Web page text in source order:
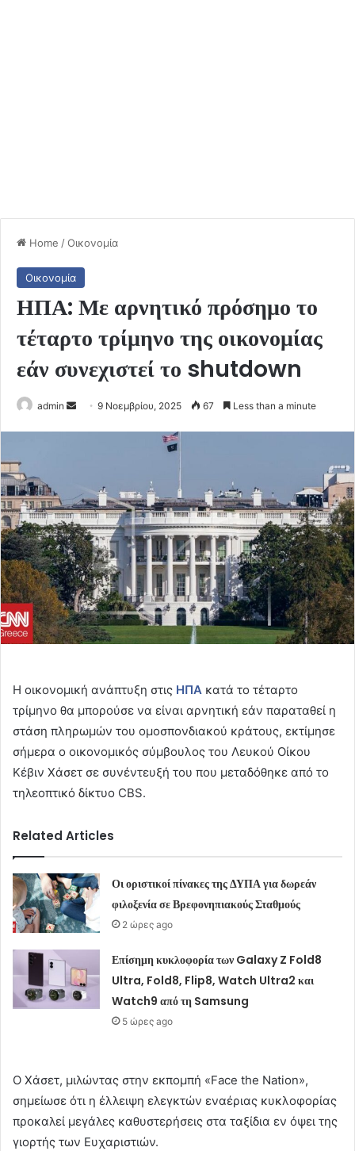
Home /Οικονομία
Οικονομία
ΗΠΑ: Με αρνητικό πρόσημο το
τέταρτο τρίμηνο της οικονομίας
εάν συνεχιστεί το shutdown
admin
Send9 Νοεμβρίου, 2025 67 Less than a minute
Η οικονομική ανάπτυξη στις ΗΠΑ κατά το τέταρτο
τρίμηνο θα μπορούσε να είναι αρνητική εάν παραταθεί η
στάση πληρωμών του ομοσπονδιακού κράτους, εκτίμησε
σήμερα ο οικονομικός σύμβουλος του Λευκού Οίκου
Κέβιν Χάσετ σε συνέντευξή του που μεταδόθηκε από το
τηλεοπτικό δίκτυο CBS.
Related Articles
Οι οριστικοί πίνακες της ΔΥΠΑ για δωρεάν
φιλοξενία σε Βρεφονηπιακούς Σταθμούς
2 ώρες ago
Επίσημη κυκλοφορία των Galaxy Z Fold8
Ultra, Fold8, Flip8, Watch Ultra2 και
Watch9 από τη Samsung
5 ώρες ago
Ο Χάσετ, μιλώντας στην εκπομπή «Face the Nation»,
σημείωσε ότι η έλλειψη ελεγκτών εναέριας κυκλοφορίας
προκαλεί μεγάλες καθυστερήσεις στα ταξίδια εν όψει της
γιορτής των Ευχαριστιών.